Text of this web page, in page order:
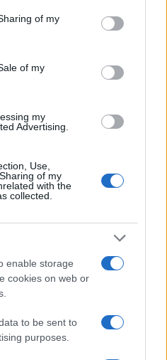
behaviour. You may click to
and its third-party tags to
purposes in below Google
of my
of my
my
Advertising.
Use,
of my
with the
collected.
enable storage
cookies on web or
to be sent to
purposes.